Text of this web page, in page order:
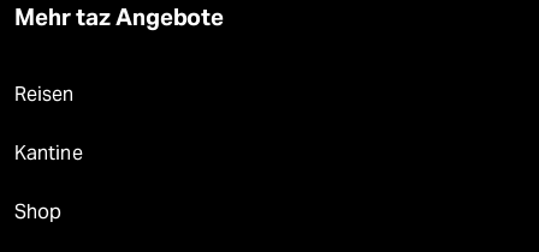
Mehr taz Angebote
Reisen
Kantine
Shop